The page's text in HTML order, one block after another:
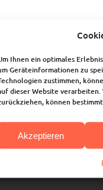
Ihnen ein optimales
Geräteinformationen zu
zustimmen,
dieser Website
können
Akzeptieren
lang einfach zu
eine super
einzustimmen
fröhlicher,
herzlich willkommen.
Henrike Westphal